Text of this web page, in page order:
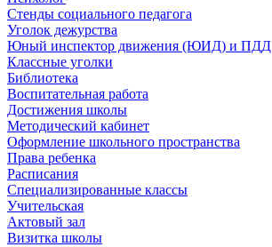
Стенды социального педагога
Уголок дежурства
Юный инспектор движения (ЮИД) и ПДД
Классные уголки
Библиотека
Воспитательная работа
Достижения школы
Методический кабинет
Оформление школьного пространства
Права ребенка
Расписания
Специализированные классы
Учительская
Актовый зал
Визитка школы